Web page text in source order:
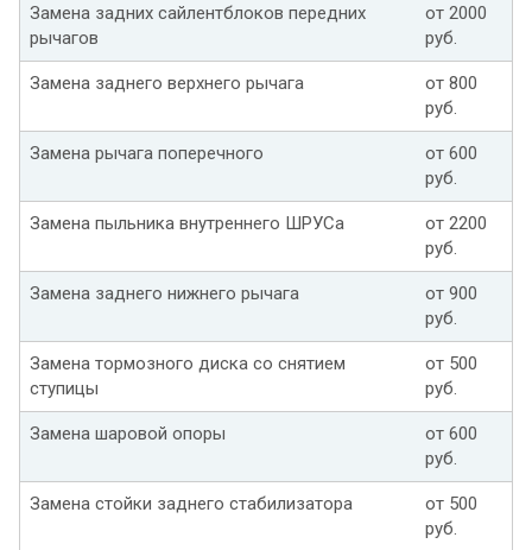
Замена задних сайлентблоков передних
рычагов
от 2000
руб.
Замена заднего верхнего рычага
от 800
руб.
Замена рычага поперечного
от 600
руб.
Замена пыльника внутреннего ШРУСа
от 2200
руб.
Замена заднего нижнего рычага
от 900
руб.
Замена тормозного диска со снятием
ступицы
от 500
руб.
Замена шаровой опоры
от 600
руб.
Замена стойки заднего стабилизатора
от 500
руб.